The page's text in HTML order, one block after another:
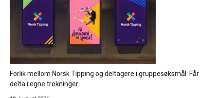
Forlik mellom Norsk Tipping og deltagere i gruppesøksmål: Får
delta i egne trekninger